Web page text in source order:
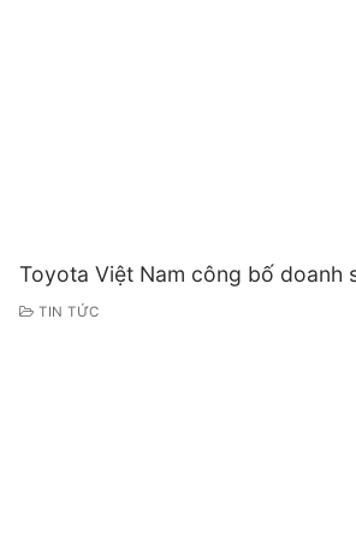
Toyota Việt Nam công bố doanh
TIN TỨC